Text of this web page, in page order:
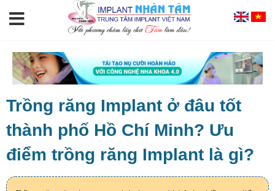
Trồng răng Implant ở đâu tốt
thành phố Hồ Chí Minh? Ưu
điểm trồng răng Implant là gì?